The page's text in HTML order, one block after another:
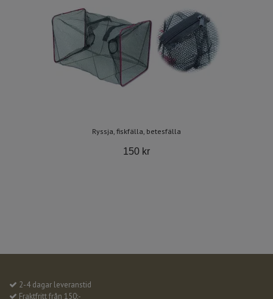
Ryssja, fiskfälla, betesfälla
150 kr
2-4 dagar leveranstid
Fraktfritt från 150:-